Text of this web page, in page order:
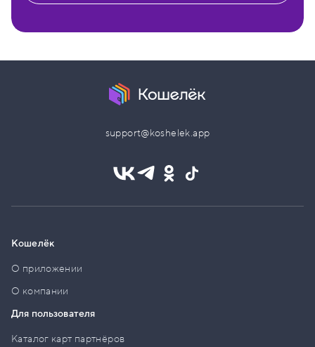
support@koshelek.app
Кошелёк
О приложении
О компании
Для пользователя
Каталог карт партнёров